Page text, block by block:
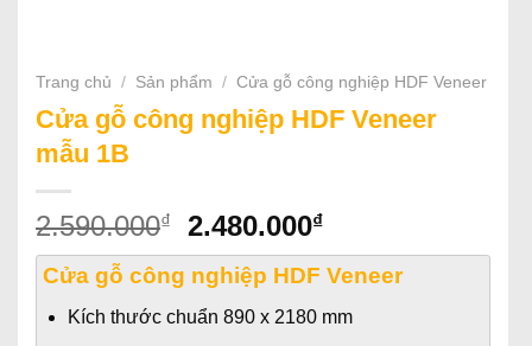
Trang chủ / Sản phẩm / Cửa gỗ công nghiệp HDF Veneer
Cửa gỗ công nghiệp HDF Veneer
mẫu 1B
2.590.000₫
Giá
gốc
là:
2.590.000₫.
2.480.000₫Giá
hiện
tại
là:
Cửa gỗ công nghiệp HDF Veneer
Kích thước chuẩn 890 x 2180 mm